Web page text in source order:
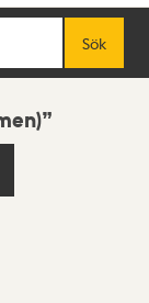
Sök